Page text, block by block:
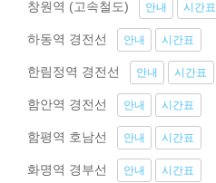
창원역 (고속철도) 안내 시간표
하동역 경전선 안내 시간표
한림정역 경전선 안내 시간표
함안역 경전선 안내 시간표
함평역 호남선 안내 시간표
화명역 경부선 안내 시간표